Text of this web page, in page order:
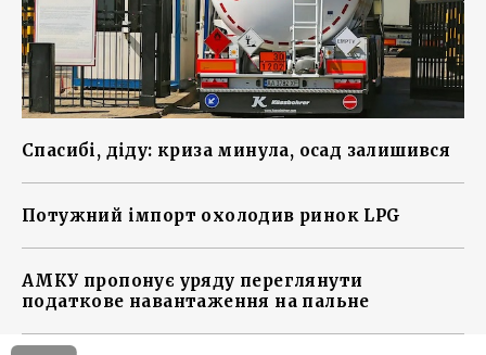
Спасибі, діду: криза минула, осад залишився
Потужний імпорт охолодив ринок LPG
АМКУ пропонує уряду переглянути
податкове навантаження на пальне